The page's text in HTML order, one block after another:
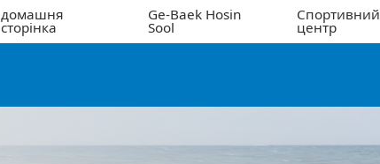
домашня
сторінка
Ge-Baek Hosin
Sool
Спортивний
центр